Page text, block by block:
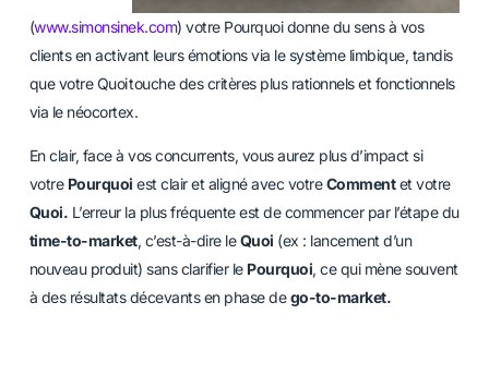
(www.simonsinek.com) votre Pourquoi donne du sens à vos
clients en activant leurs émotions via le système limbique, tandis
que votre Quoi touche des critères plus rationnels et fonctionnels
via le néocortex.
En clair, face à vos concurrents, vous aurez plus d’impact si
votre Pourquoi est clair et aligné avec votreCommentet votre
Quoi. L’erreur la plus fréquente est de commencer par l’étape du
time-to-market, c’est-à-dire leQuoi (ex : lancement d’un
nouveau produit) sans clarifier le Pourquoi, ce qui mène souvent
à des résultats décevants en phase dego-to-market.